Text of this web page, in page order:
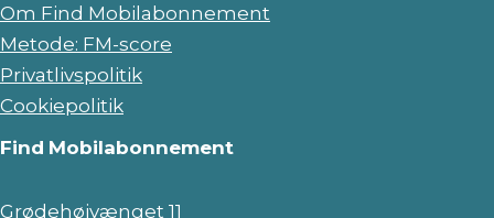
Om Find Mobilabonnement
Metode: FM-score
Privatlivspolitik
Cookiepolitik
Find Mobilabonnement
Grødehøjvænget 11